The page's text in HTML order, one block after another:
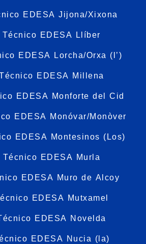
EDESA Jijona/Xixona
EDESA Llíber
EDESA Lorcha/Orxa (l’)
EDESA Millena
EDESA Monforte del Cid
EDESA Monóvar/Monòver
EDESA Montesinos (Los)
EDESA Murla
EDESA Muro de Alcoy
EDESA Mutxamel
EDESA Novelda
EDESA Nucia (la)